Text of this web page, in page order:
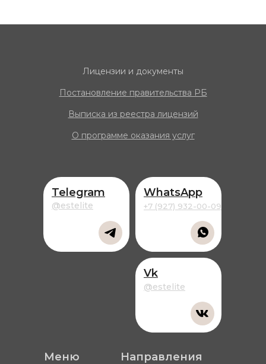
Лицензии и документы
Постановление правительства РБ
Выписка из реестра лицензий
О программе оказания услуг
Telegram
@estelite
WhatsApp
+7 (927) 932-00-09
Vk
@estelite
Меню Направления